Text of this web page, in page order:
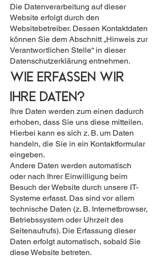
Die Datenverarbeitung auf dieser
Website erfolgt durch den
Websitebetreiber. Dessen Kontaktdaten
können Sie dem Abschnitt „Hinweis zur
Verantwortlichen Stelle“ in dieser
Datenschutzerklärung entnehmen.
Wie erfassen wir
Ihre Daten?
Ihre Daten werden zum einen dadurch
erhoben, dass Sie uns diese mitteilen.
Hierbei kann es sich z. B. um Daten
handeln, die Sie in ein Kontaktformular
eingeben.
Andere Daten werden automatisch
oder nach Ihrer Einwilligung beim
Besuch der Website durch unsere IT-
Systeme erfasst. Das sind vor allem
technische Daten (z. B. Internetbrowser,
Betriebssystem oder Uhrzeit des
Seitenaufrufs). Die Erfassung dieser
Daten erfolgt automatisch, sobald Sie
diese Website betreten.